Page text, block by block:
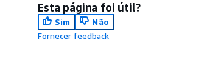
Esta página foi útil?
Sim
Não
Fornecer feedback